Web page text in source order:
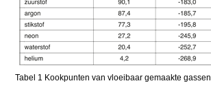
Tabel 1 Kookpunten van vloeibaar gemaakte gassen.